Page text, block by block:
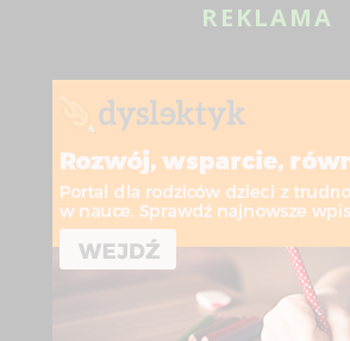
REKLAMA